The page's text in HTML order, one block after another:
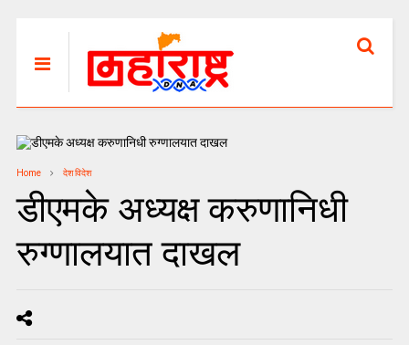
Home देश विदेश
डीएमके अध्यक्ष करुणानिधी
रुग्णालयात दाखल